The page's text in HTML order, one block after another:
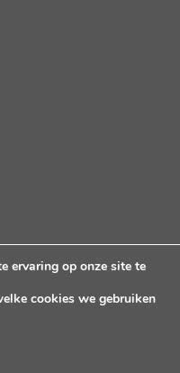
Alle Rechten
ervaring op onze site te
cookies we gebruiken